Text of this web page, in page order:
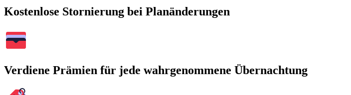
Kostenlose Stornierung bei Planänderungen
Verdiene Prämien für jede wahrgenommene Übernachtung